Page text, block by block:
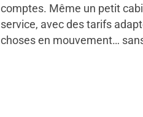
comptes. Même un petit
service, avec des tarifs
choses en mouvement…